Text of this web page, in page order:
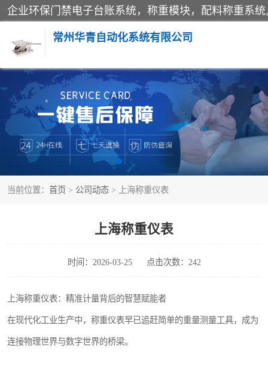
常州华青自动化系统有限公司
当前位置： 首页 > 公司动态 > 上海称重仪表
上海称重仪表
时间：2026-03-25 点击次数：242
上海称重仪表：精准计量背后的智慧赋能者
在现代化工业生产中，称重仪表早已追赶简单的重量测量工具，成为
连接物理世界与数字世界的桥梁。
称重模块
手工配料系统
自动化配料系统
屠宰轨道秤
移动源环保门禁电子台账系统